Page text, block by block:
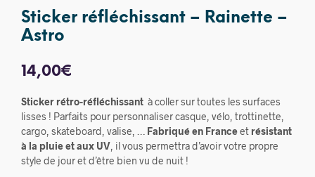
Sticker réfléchissant – Rainette –
Astro
14,00€
Sticker rétro-réfléchissant à coller sur toutes les surfaces
lisses ! Parfaits pour personnaliser casque, vélo, trottinette,
cargo, skateboard, valise, … Fabriqué en Franceet résistant
à la pluie et aux UV, il vous permettra d’avoir votre propre
style de jour et d’être bien vu de nuit !